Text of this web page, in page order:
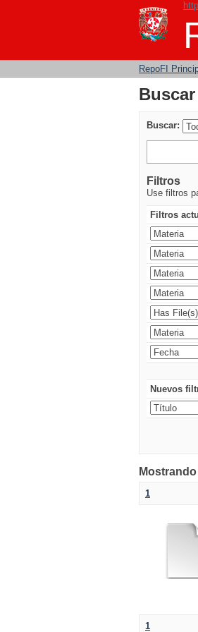
Buscar
RepoFI
Buscar
Buscar:
Filtros
Use filtros
Filtros
Nuevos
1
1